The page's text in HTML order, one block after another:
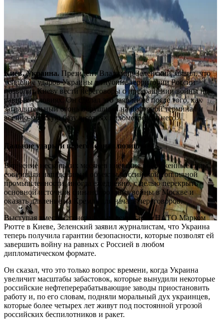
Киев, Украина. Президент Владимир Зеленский заявил, что
усиление ударов Украины в глубине территории России
позволит Киеву вести переговоры о прекращении войны на
равных условиях. Он сделал это заявление после того, как
заградительный огонь обрушился на нефтяной терминал и
военно-морскую базу в сотнях километров от него.
Дальние удары и переговорная позиция
В течение нескольких месяцев киевские вооруженные силы
совершали нападения на объекты российской топливной
промышленности, иногда ежедневно, с целью перекрыть
основной источник финансирования войны в Москве и
оказать давление на Кремль для начала переговоров.
Выступая вместе с генеральным секретарем НАТО Марком
Рютте в Киеве, Зеленский заявил журналистам, что Украина
теперь получила гарантии безопасности, которые позволят ей
завершить войну на равных с Россией в любом
дипломатическом формате.
Он сказал, что это только вопрос времени, когда Украина
увеличит масштабы забастовок, которые вынудили некоторые
российские нефтеперерабатывающие заводы приостановить
работу и, по его словам, подняли моральный дух украинцев,
которые более четырех лет живут под постоянной угрозой
российских беспилотников и ракет.